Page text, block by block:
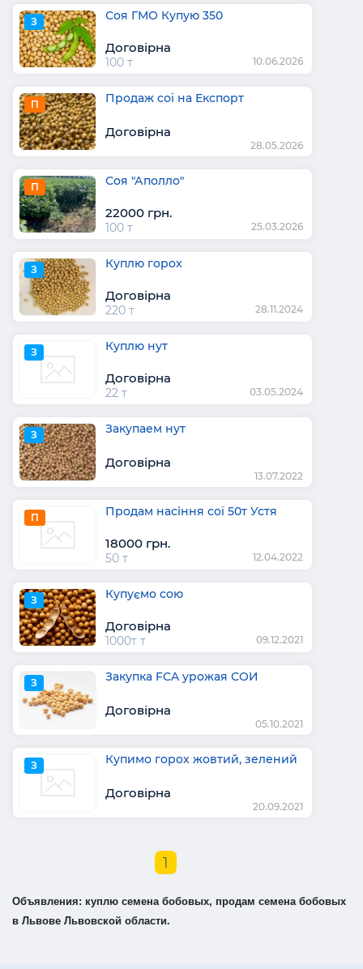
З Соя ГМО Купую 350
Договірна
100 т 10.06.2026
П Продаж сої на Експорт
Договірна
28.05.2026
П Соя "Аполло"
22000 грн.
100 т 25.03.2026
З Куплю горох
Договірна
220 т 28.11.2024
З Куплю нут
Договірна
22 т 03.05.2024
З Закупаем нут
Договірна
13.07.2022
П Продам насіння сої 50т Устя
18000 грн.
50 т 12.04.2022
З Купуємо сою
Договірна
1000т т 09.12.2021
З Закупка FCA урожая СОИ
Договірна
05.10.2021
З Купимо горох жовтий, зелений
Договірна
20.09.2021
1
Объявления: куплю семена бобовых, продам семена бобовых
в Львове Львовской области.